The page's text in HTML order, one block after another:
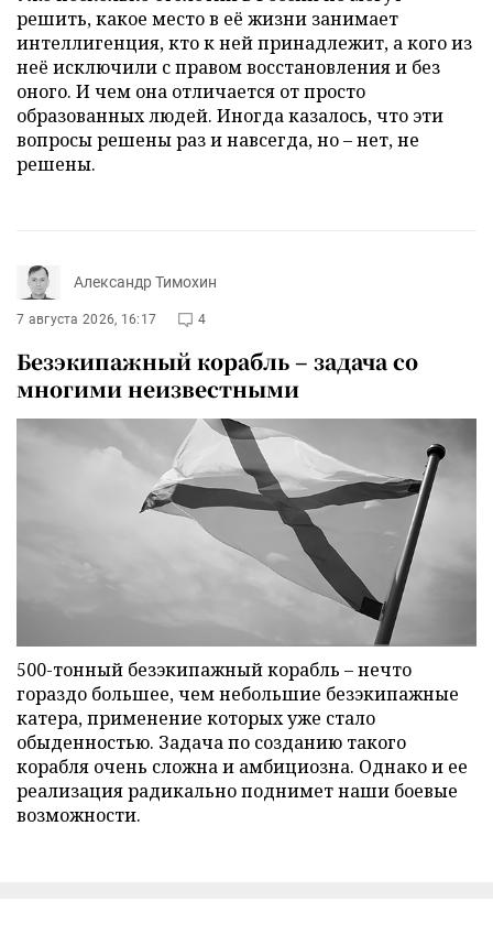
решить, какое место в её жизни занимает
интеллигенция, кто к ней принадлежит, а кого из
неё исключили с правом восстановления и без
оного. И чем она отличается от просто
образованных людей. Иногда казалось, что эти
вопросы решены раз и навсегда, но – нет, не
решены.
Александр Тимохин
7 августа 2026, 16:17 4
Безэкипажный корабль – задача со
многими неизвестными
500-тонный безэкипажный корабль – нечто
гораздо большее, чем небольшие безэкипажные
катера, применение которых уже стало
обыденностью. Задача по созданию такого
корабля очень сложна и амбициозна. Однако и ее
реализация радикально поднимет наши боевые
возможности.